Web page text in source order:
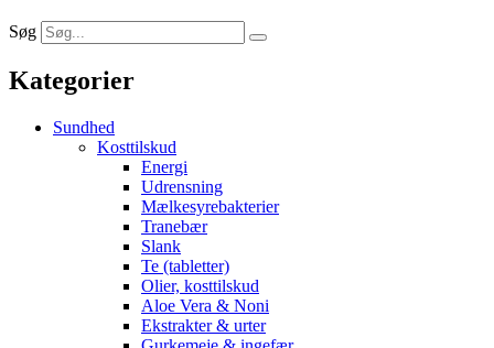
Søg
Kategorier
Sundhed
Kosttilskud
Energi
Udrensning
Mælkesyrebakterier
Tranebær
Slank
Te (tabletter)
Olier, kosttilskud
Aloe Vera & Noni
Ekstrakter & urter